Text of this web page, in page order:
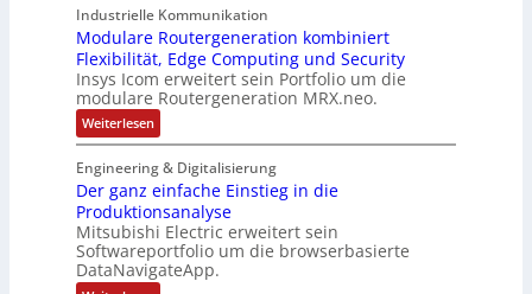
r
c
h
d
a
s
A
u
s
l
a
n
d
d
e
r
l
a
t
i
o
n
r
F
a
b
r
i
e
m
t
e
c
h
n
i
k
-
G
e
s
a
s
a
u
l
t
S
y
s
t
è
m
Industrielle Kommunikation
Modulare Routergeneration kombiniert
Flexibilität, Edge Computing und Security
Insys Icom erweitert sein Portfolio um die
modulare Routergeneration MRX.neo.
Weiterlesen:
M
d
u
l
a
r
e
R
o
Engineering & Digitalisierung
Der ganz einfache Einstieg in die
Produktionsanalyse
Mitsubishi Electric erweitert sein
Softwareportfolio um die browserbasierte
DataNavigateApp.